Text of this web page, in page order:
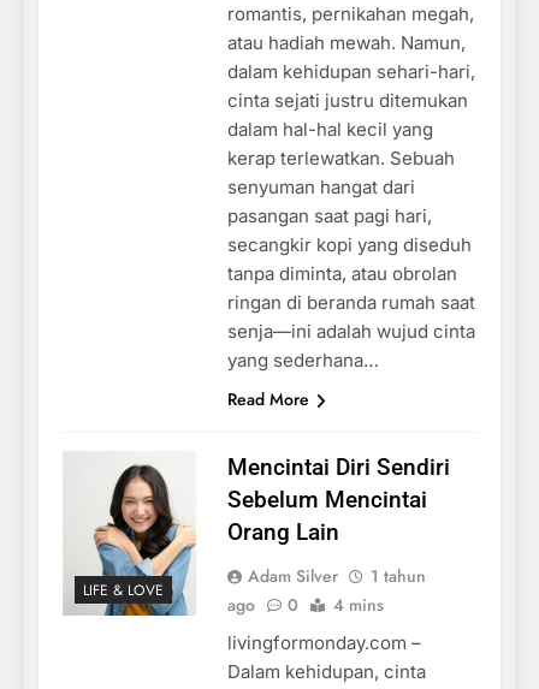
romantis, pernikahan megah,
atau hadiah mewah. Namun,
dalam kehidupan sehari-hari,
cinta sejati justru ditemukan
dalam hal-hal kecil yang
kerap terlewatkan. Sebuah
senyuman hangat dari
pasangan saat pagi hari,
secangkir kopi yang diseduh
tanpa diminta, atau obrolan
ringan di beranda rumah saat
senja—ini adalah wujud cinta
yang sederhana…
Read More
LIFE & LOVE
Mencintai Diri Sendiri
Sebelum Mencintai
Orang Lain
Adam Silver
1 tahun
ago
0 4 mins
livingformonday.com –
Dalam kehidupan, cinta